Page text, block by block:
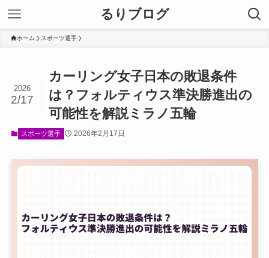
るりブログ
ホーム スポーツ選手
カーリング女子日本の敗退条件
は？フォルティウス準決勝進出の
可能性を解説ミラノ五輪
2026
2/17
スポーツ選手 2026年2月17日